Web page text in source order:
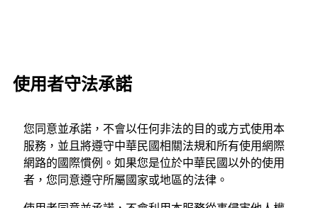
使用者守法承諾
您同意並承諾，不會以任何非法的目的或方式使用本
服務，並且將遵守中華民國相關法規和所有使用網際
網路的國際慣例。如果您是位於中華民國以外的使用
者，您同意遵守所屬國家或地區的法律。